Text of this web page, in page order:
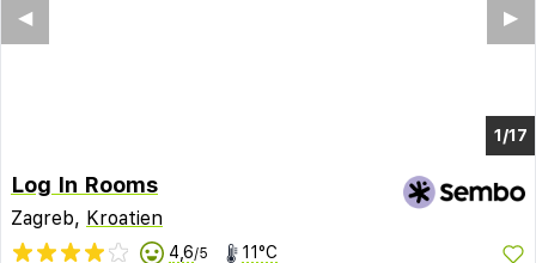
1/11
▶︎
◀︎
Log In Rooms
Zagreb, Kroatien
4,6/5 11°C